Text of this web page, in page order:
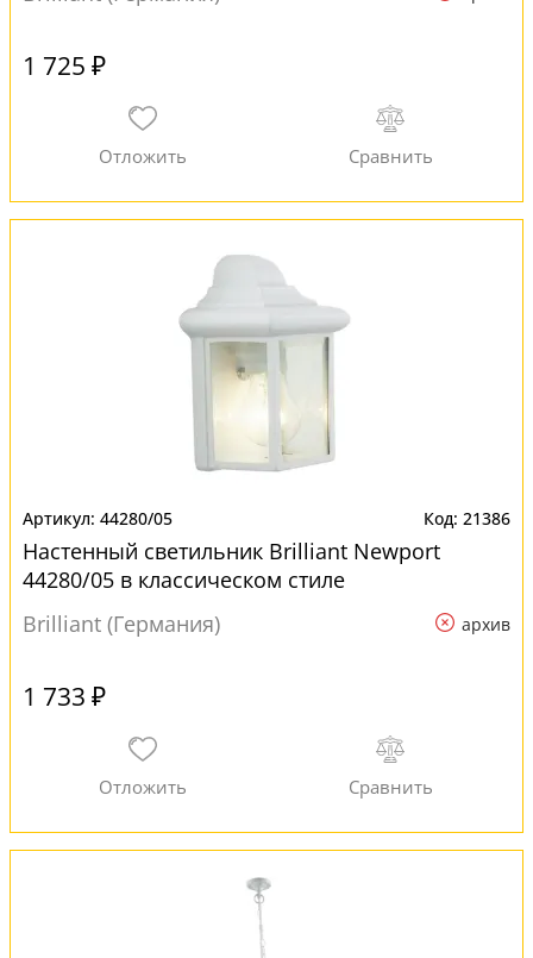
1 725 ₽
44280/05 21386
Настенный светильник Brilliant Newport
44280/05 в классическом стиле
Brilliant (Германия)
архив
1 733 ₽